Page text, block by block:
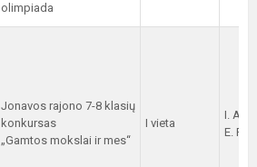
olimpiada
Jonavos rajono 7-8 klasių
konkursas
„Gamtos mokslai ir mes“
I vieta
I.
E.